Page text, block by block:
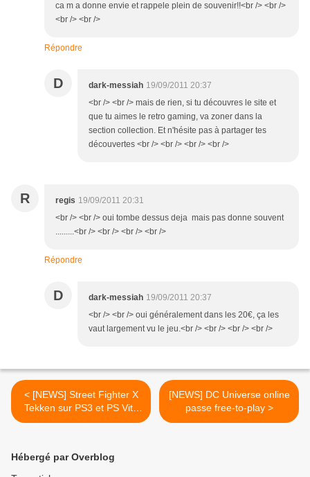
ca m a donne envie et rappele plein de souvenir!!<br /> <br />
<br /> <br />
Répondre
D dark-messiah 19/09/2011 20:37
<br /> <br /> mais de rien, si tu découvres le site et
que tu aimes le retro gaming, va zoner dans la
section collection. Et n'hésite pas à partager tes
découvertes <br /> <br /> <br /> <br />
R regis 19/09/2011 20:31
<br /> <br /> oui tombe dessus deja mais pas donne souvent
.........<br /> <br /> <br /> <br />
Répondre
D dark-messiah 19/09/2011 20:37
<br /> <br /> oui généralement dans les 20€, ça les
vaut largement vu le jeu.<br /> <br /> <br /> <br />
< [NEWS] Street Fighter X
Tekken sur PS3 et PS Vita
partageront les DLC
[NEWS] DC Universe online
passe free-to-play >
Hébergé par Overblog